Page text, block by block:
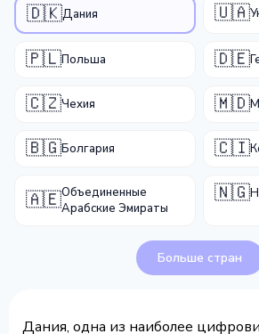
🇩🇰Дания 🇺🇦
🇵🇱Польша 🇩🇪
🇨🇿Чехия 🇲🇩
🇧🇬Болгария 🇨🇮
🇦🇪Объединенные
Арабские Эмираты
🇳🇬
Больше стран
Дания, одна из наиболее